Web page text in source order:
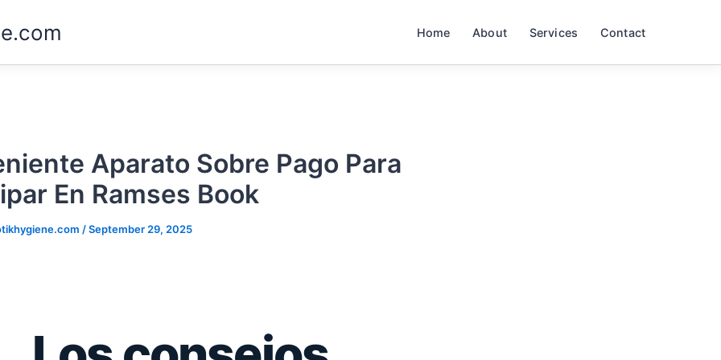
Home About Services Contact
Aparato Sobre Pago Para
En Ramses Book
/September 29, 2025